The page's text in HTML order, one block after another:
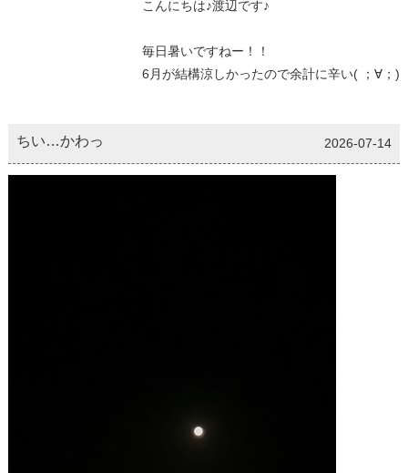
こんにちは♪渡辺です♪
毎日暑いですねー！！
6月が結構涼しかったので余計に辛い( ；∀；)
ちい…かわっ 2026-07-14